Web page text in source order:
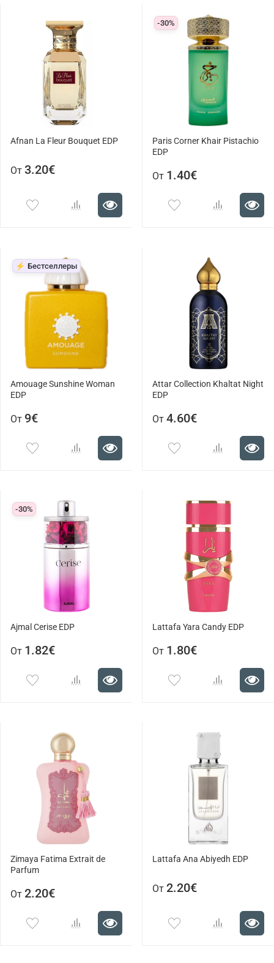
Afnan La Fleur Bouquet EDP
От 3.20€
-30%
Paris Corner Khair Pistachio
EDP
От 1.40€
⚡ Бестселлеры
Amouage Sunshine Woman
EDP
От 9€
Attar Collection Khaltat Night
EDP
От 4.60€
-30%
Ajmal Cerise EDP
От 1.82€
Lattafa Yara Candy EDP
От 1.80€
Zimaya Fatima Extrait de
Parfum
От 2.20€
Lattafa Ana Abiyedh EDP
От 2.20€